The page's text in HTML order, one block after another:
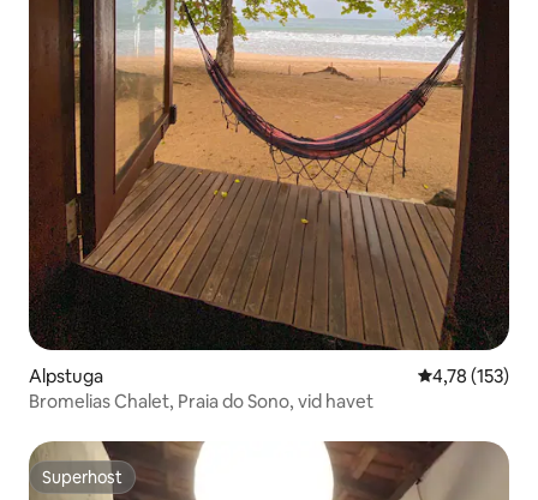
Alpstuga 4,78 av 5 i
4,78 (153)
Bromelias Chalet, Praia do Sono, vid havet
Superhost
Superhost